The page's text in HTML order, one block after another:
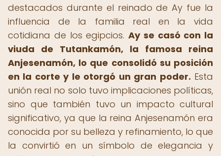
destacados durante el reinado de Ay fue la
influencia de la familia real en la vida
cotidiana de los egipcios. Ay se casó con la
viuda de Tutankamón, la famosa reina
Anjesenamón, lo que consolidó su posición
en la corte y le otorgó un gran poder. Esta
unión real no solo tuvo implicaciones políticas,
sino que también tuvo un impacto cultural
significativo, ya que la reina Anjesenamón era
conocida por su belleza y refinamiento, lo que
la convirtió en un símbolo de elegancia y